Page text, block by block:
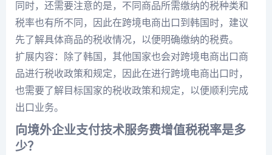
同时，还需要注意的是，不同商品所需缴纳的税种类和
税率也有所不同，因此在跨境电商出口到韩国时，建议
先了解具体商品的税收情况，以便明确缴纳的税费。
扩展内容：除了韩国，其他国家也会对跨境电商出口商
品进行税收政策和规定，因此在进行跨境电商出口时，
也需要了解目标国家的税收政策和规定，以便顺利完成
出口业务。
向境外企业支付技术服务费增值税税率是多
少？